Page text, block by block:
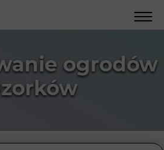
ogrodów